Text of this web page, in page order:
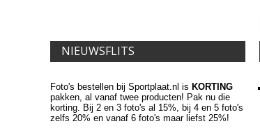
NIEUWSFLITS
Foto's bestellen bij Sportplaat.nl is KORTING
pakken, al vanaf twee producten! Pak nu die
korting. Bij 2 en 3 foto's al 15%, bij 4 en 5 foto's
zelfs 20% en vanaf 6 foto's maar liefst 25%!